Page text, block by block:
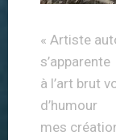
« Artiste
s’apparente
à l’art brut
d’humour
mes